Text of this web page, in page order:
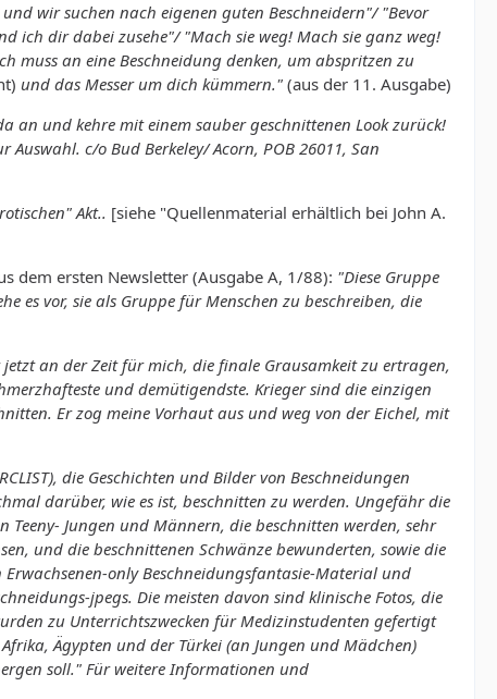
wir suchen nach eigenen guten Beschneidern"/ "Bevor
ich dir dabei zusehe"/ "Mach sie weg! Mach sie ganz weg!
muss an eine Beschneidung denken, um abspritzen zu
und das Messer um dich kümmern." (aus der 11. Ausgabe)
an und kehre mit einem sauber geschnittenen Look zurück!
c/o Bud Berkeley/ Acorn, POB 26011, San
Akt.. [siehe "Quellenmaterial erhältlich bei John A.
dem ersten Newsletter (Ausgabe A, 1/88): "Diese Gruppe
es vor, sie als Gruppe für Menschen zu beschreiben, die
jetzt an der Zeit für mich, die finale Grausamkeit zu ertragen,
und demütigendste. Krieger sind die einzigen
Er zog meine Vorhaut aus und weg von der Eichel, mit
die Geschichten und Bilder von Beschneidungen
darüber, wie es ist, beschnitten zu werden. Ungefähr die
Teeny- Jungen und Männern, die beschnitten werden, sehr
und die beschnittenen Schwänze bewunderten, sowie die
only Beschneidungsfantasie-Material und
jpegs. Die meisten davon sind klinische Fotos, die
zu Unterrichtszwecken für Medizinstudenten gefertigt
Ägypten und der Türkei (an Jungen und Mädchen)
soll." Für weitere Informationen und